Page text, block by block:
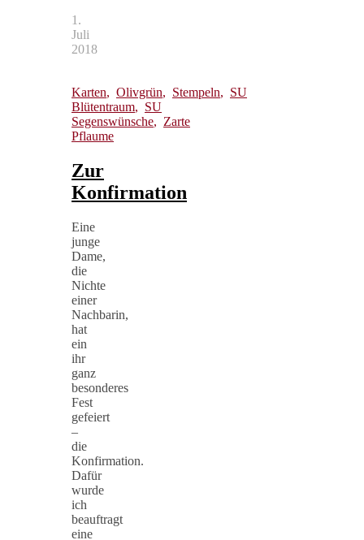
1.
Juli
2018
Karten, Olivgrün, Stempeln, SU
Blütentraum, SU
Segenswünsche, Zarte
Pflaume
Zur
Konfirmation
Eine
junge
Dame,
die
Nichte
einer
Nachbarin,
hat
ein
ihr
ganz
besonderes
Fest
gefeiert
–
die
Konfirmation.
Dafür
wurde
ich
beauftragt
eine